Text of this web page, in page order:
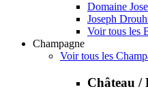
Domaine
Joseph
Voir tous les
Champagne
Voir tous les
Château /